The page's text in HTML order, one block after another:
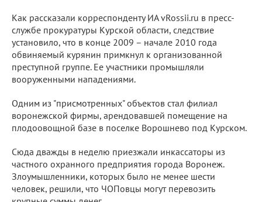
Как рассказали корреспонденту ИА vRossii.ru в пресс-
службе прокуратуры Курской области, следствие
установило, что в конце 2009 – начале 2010 года
обвиняемый курянин примкнул к организованной
преступной группе. Ее участники промышляли
вооруженными нападениями.
Одним из "присмотренных" объектов стал филиал
воронежской фирмы, арендовавшей помещение на
плодоовощной базе в поселке Ворошнево под Курском.
Сюда дважды в неделю приезжали инкассаторы из
частного охранного предприятия города Воронеж.
Злоумышленники, которых было не менее шести
человек, решили, что ЧОПовцы могут перевозить